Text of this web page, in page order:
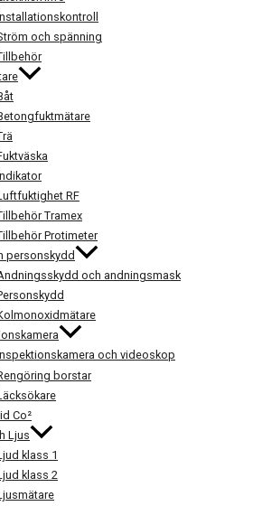
och spänning
RF
Tramex
Protimeter
personskydd
och andningsmask
och videoskop
borstar
Co²
Ljus
klass 1
klass 2